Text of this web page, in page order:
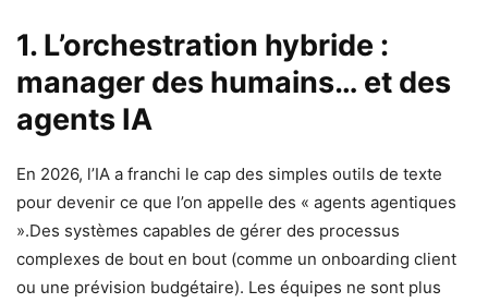
1. L’orchestration hybride :
manager des humains… et des
agents IA
En 2026, l’IA a franchi le cap des simples outils de texte
pour devenir ce que l’on appelle des « agents agentiques
».Des systèmes capables de gérer des processus
complexes de bout en bout (comme un onboarding client
ou une prévision budgétaire). Les équipes ne sont plus